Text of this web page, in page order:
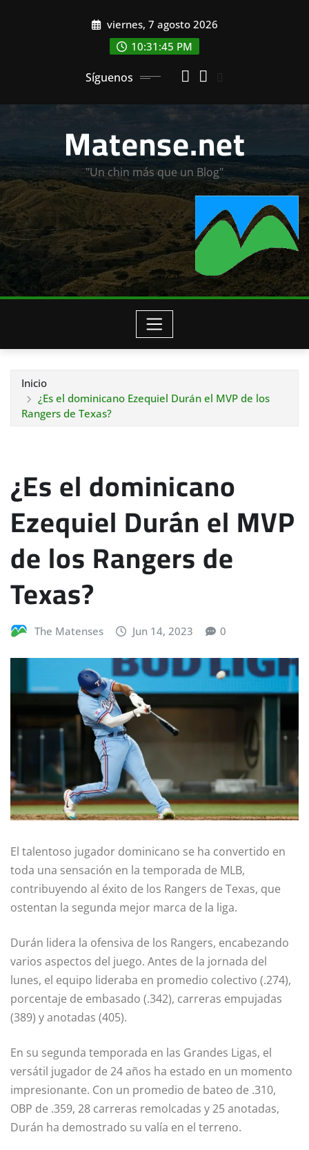
viernes, 7 agosto 2026
10:31:46 PM
Síguenos
Matense.net
"Un chin más que un Blog"
Inicio
¿Es el dominicano Ezequiel Durán el MVP de los
Rangers de Texas?
¿Es el dominicano
Ezequiel Durán el MVP
de los Rangers de
Texas?
The Matenses Jun 14, 2023 0
El talentoso jugador dominicano se ha convertido en
toda una sensación en la temporada de MLB,
contribuyendo al éxito de los Rangers de Texas, que
ostentan la segunda mejor marca de la liga.
Durán lidera la ofensiva de los Rangers, encabezando
varios aspectos del juego. Antes de la jornada del
lunes, el equipo lideraba en promedio colectivo (.274),
porcentaje de embasado (.342), carreras empujadas
(389) y anotadas (405).
En su segunda temporada en las Grandes Ligas, el
versátil jugador de 24 años ha estado en un momento
impresionante. Con un promedio de bateo de .310,
OBP de .359, 28 carreras remolcadas y 25 anotadas,
Durán ha demostrado su valía en el terreno.